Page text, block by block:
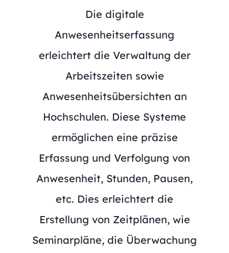
Die digitale
Anwesenheitserfassung
erleichtert die Verwaltung der
Arbeitszeiten sowie
Anwesenheitsübersichten an
Hochschulen. Diese Systeme
ermöglichen eine präzise
Erfassung und Verfolgung von
Anwesenheit, Stunden, Pausen,
etc. Dies erleichtert die
Erstellung von Zeitplänen, wie
Seminarpläne, die Überwachung